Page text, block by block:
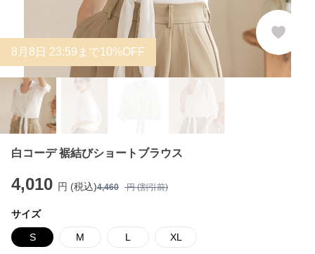
8 月 8 日 23:59まで10%OFF
白コーデ 裾結びショートブラウス
4,010 円 (税込)4,460 円 (割引前)
サイズ
S M L XL